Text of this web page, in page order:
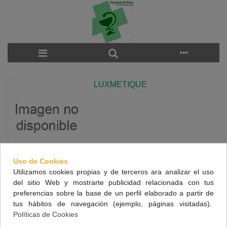
LUXMETIQUE
There are no products on the category.
NUESTRA FARMACIA
Uso de Cookies
Utilizamos cookies propias y de terceros ara analizar el uso
del sitio Web y mostrarte publicidad relacionada con tus
preferencias sobre la base de un perfil elaborado a partir de
tus hábitos de navegación (ejemplo, páginas visitadas).
Políticas de Cookies